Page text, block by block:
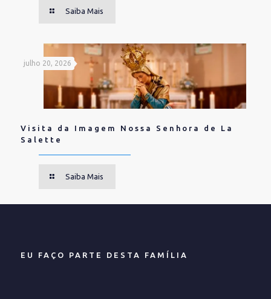
Saiba Mais
julho 20, 2026
Visita da Imagem Nossa Senhora de La
Salette
Saiba Mais
EU FAÇO PARTE DESTA FAMÍLIA